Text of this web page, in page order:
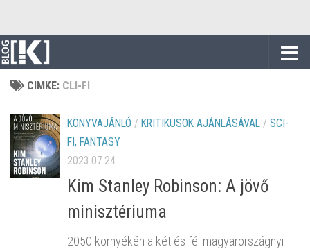
CIMKE: CLI-FI
KÖNYVAJÁNLÓ / KRITIKUSOK AJÁNLÁSÁVAL / SCI-
FI, FANTASY
2023.07.24.
Kim Stanley Robinson: A jövő
minisztériuma
2050 környékén a két és fél magyarországnyi